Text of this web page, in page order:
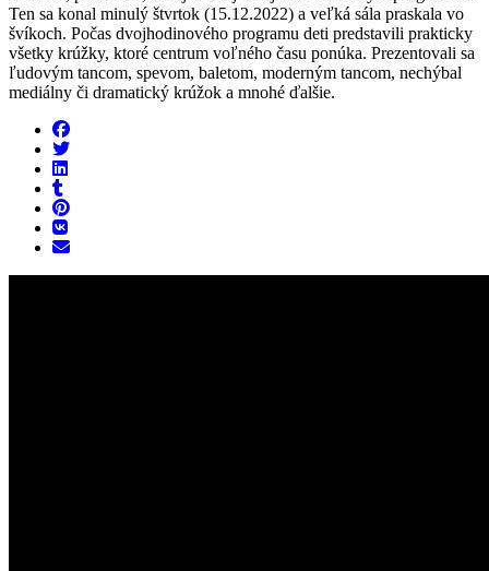
Ten sa konal minulý štvrtok (15.12.2022) a veľká sála praskala vo
švíkoch. Počas dvojhodinového programu deti predstavili prakticky
všetky krúžky, ktoré centrum voľného času ponúka. Prezentovali sa
ľudovým tancom, spevom, baletom, moderným tancom, nechýbal
mediálny či dramatický krúžok a mnohé ďalšie.